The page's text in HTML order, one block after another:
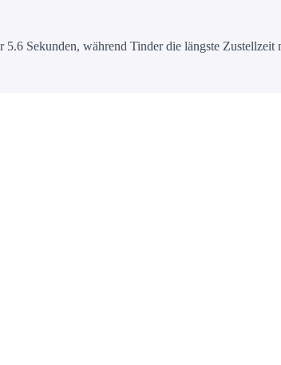
Sekunden, während Tinder die längste